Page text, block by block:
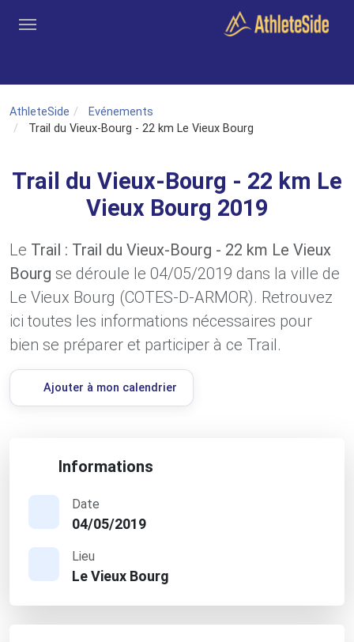
AthleteSide
Evénements
Trail du Vieux-Bourg - 22 km Le Vieux Bourg
Trail du Vieux-Bourg - 22 km Le
Vieux Bourg 2019
Le Trail : Trail du Vieux-Bourg - 22 km Le Vieux
Bourg se déroule le 04/05/2019 dans la ville de
Le Vieux Bourg (COTES-D-ARMOR). Retrouvez
ici toutes les informations nécessaires pour
bien se préparer et participer à ce Trail.
Ajouter à mon calendrier
Informations
Date
04/05/2019
Lieu
Le Vieux Bourg